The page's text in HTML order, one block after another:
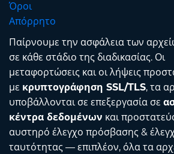
Όροι
Απόρρητο
Παίρνουμε την ασφάλεια των
σε κάθε στάδιο της διαδικασίας. Οι
μεταφορτώσεις και οι λήψεις
με κρυπτογράφηση SSL/TLS, τα
υποβάλλονται σε επεξεργασία σε
κέντρα δεδομένων και
αυστηρό έλεγχο πρόσβασης &
ταυτότητας — επιπλέον, όλα τα